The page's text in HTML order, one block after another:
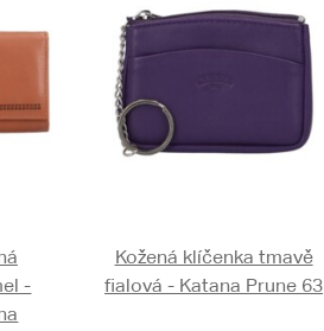
-
Kožená klíčenka tmavě
fialová - Katana Prune 63